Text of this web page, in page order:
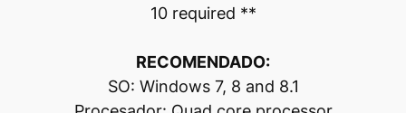
10 required **
RECOMENDADO:
SO: Windows 7, 8 and 8.1